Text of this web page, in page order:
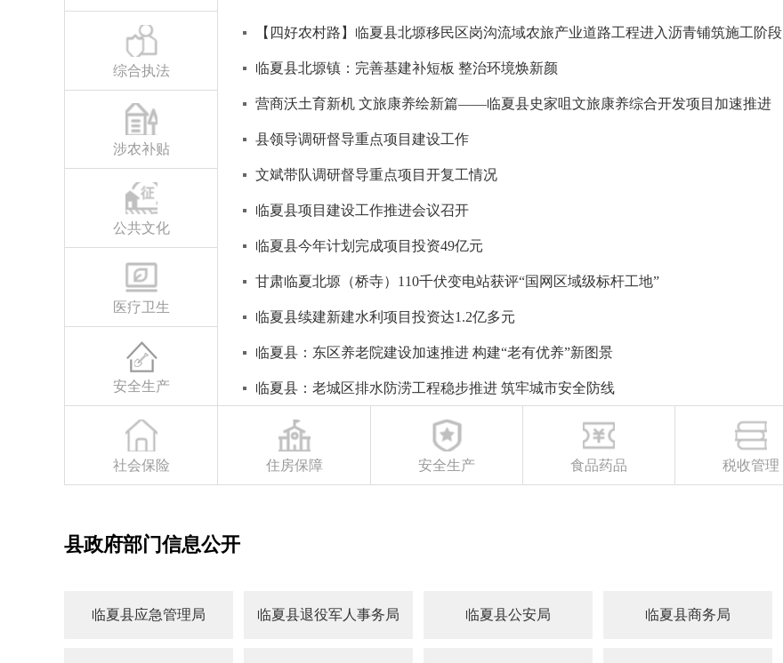
税收管理
食品药品
安全生产
住房保障
社会保险
安全生产
医疗卫生
公共文化
涉农补贴
综合执法
【四好农村路】临夏县北塬移民区岗沟流域农旅产业道路工程进入沥青铺筑施工阶段
临夏县北塬镇：完善基建补短板 整治环境焕新颜
营商沃土育新机 文旅康养绘新篇——临夏县史家咀文旅康养综合开发项目加速推进
县领导调研督导重点项目建设工作
文斌带队调研督导重点项目开复工情况
临夏县项目建设工作推进会议召开
临夏县今年计划完成项目投资49亿元
甘肃临夏北塬（桥寺）110千伏变电站获评“国网区域级标杆工地”
临夏县续建新建水利项目投资达1.2亿多元
临夏县：东区养老院建设加速推进 构建“老有优养”新图景
临夏县：老城区排水防涝工程稳步推进 筑牢城市安全防线
县政府部门信息公开
临夏县应急管理局 临夏县退役军人事务局 临夏县公安局 临夏县商务局